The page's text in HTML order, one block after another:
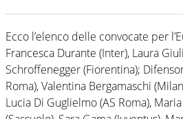
Ecco l’elenco delle convocate per
Francesca Durante (Inter), Laura
Schroffenegger (Fiorentina);
Roma), Valentina Bergamaschi
Lucia Di Guglielmo (AS Roma),